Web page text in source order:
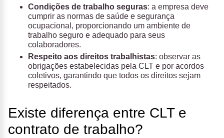
Condições de trabalho seguras: a empresa deve
cumprir as normas de saúde e segurança
ocupacional, proporcionando um ambiente de
trabalho seguro e adequado para seus
colaboradores.
Respeito aos direitos trabalhistas: observar as
obrigações estabelecidas pela CLT e por acordos
coletivos, garantindo que todos os direitos sejam
respeitados.
Existe diferença entre CLT e
contrato de trabalho?